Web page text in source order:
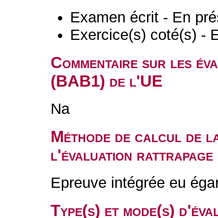
Examen écrit - En
Exercice(s) coté(s) -
Commentaire sur les
(BAB1) de l'UE
Na
Méthode de calcul de
l'évaluation
Epreuve intégrée eu
Type(s) et mode(s)